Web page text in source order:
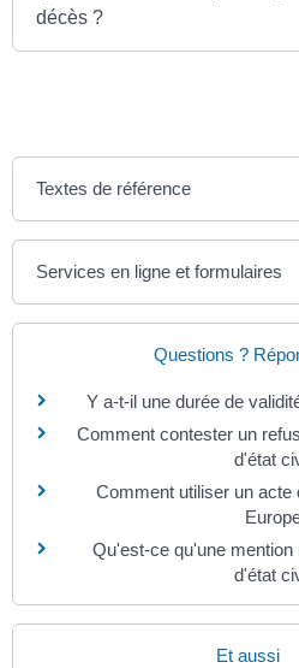
décès ?
Textes de référence
Services en ligne et formulaires
Questions ?
Y a-t-il une durée de
Comment contester un
d'état
Comment utiliser un acte
Qu'est-ce qu'une
d'état
Et aussi